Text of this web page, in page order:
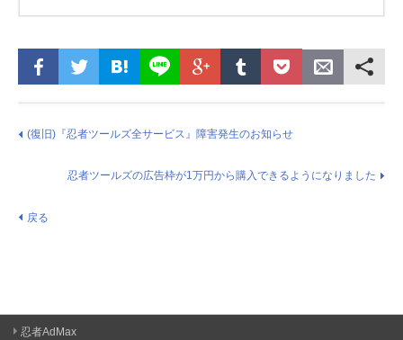
(復旧)『忍者ツールズ全サービス』障害発生のお知らせ
忍者ツールズの広告枠が1万円から購入できるようになりました
戻る
忍者AdMax